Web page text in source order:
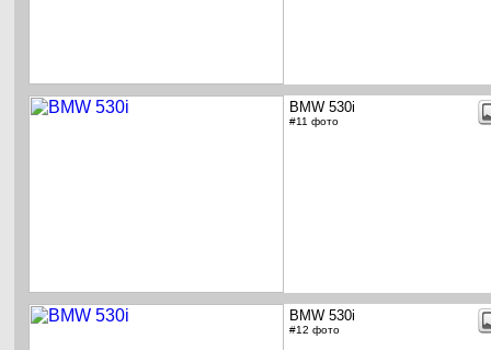
BMW 530i
#11 фото
BMW 530i
#12 фото